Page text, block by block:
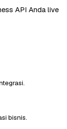
API Anda live
bisnis.